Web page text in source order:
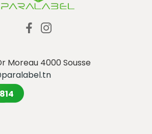
Moreau 4000 Sousse